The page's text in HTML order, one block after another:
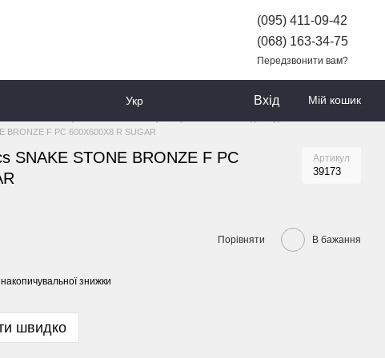
(095) 411-09-42
(068) 163-34-75
Передзвонити вам?
Укр Вхід Мій кошик
BRONZE F PC 600X600X8 R SUGAR
SNAKE STONE BRONZE F PC
Артикул
39173
Порівняти В бажання
знижки
швидко